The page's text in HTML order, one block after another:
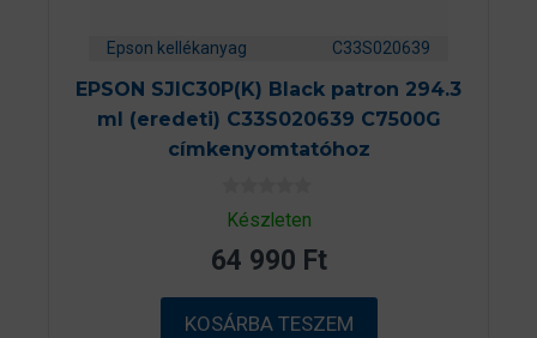
Epson kellékanyag C33S020639
EPSON SJIC30P(K) Black patron 294.3
ml (eredeti) C33S020639 C7500G
címkenyomtatóhoz
0
a
5
b
ő
l
Készleten
64 990 Ft
KOSÁRBA TESZEM